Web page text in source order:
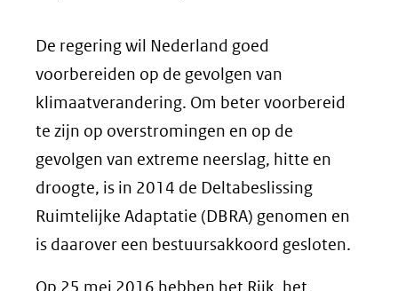
De regering wil Nederland goed
voorbereiden op de gevolgen van
klimaatverandering. Om beter voorbereid
te zijn op overstromingen en op de
gevolgen van extreme neerslag, hitte en
droogte, is in 2014 de Deltabeslissing
Ruimtelijke Adaptatie (DBRA) genomen en
is daarover een bestuursakkoord gesloten.